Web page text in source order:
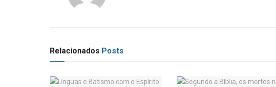
Relacionados Posts